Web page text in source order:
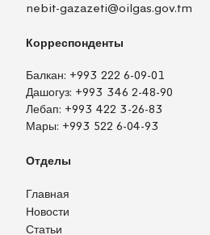
nebit-gazazeti@oilgas.gov.tm
Корреспонденты
Балкан: +993 222 6-09-01
Дашогуз: +993 346 2-48-90
Лебап: +993 422 3-26-83
Мары: +993 522 6-04-93
Отделы
Главная
Новости
Статьи